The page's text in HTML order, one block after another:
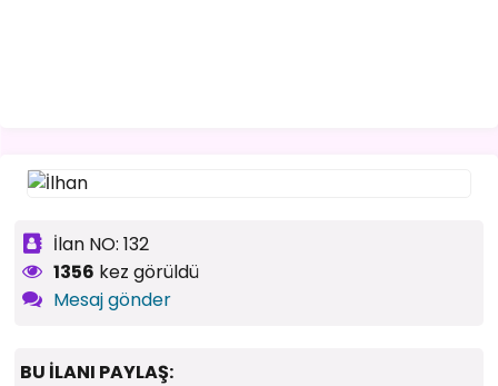
İlan NO: 132
1356 kez görüldü
Mesaj gönder
BU İLANI PAYLAŞ: